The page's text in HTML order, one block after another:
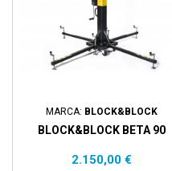
MARCA: BLOCK&BLOCK
BLOCK&BLOCK BETA 90
Prezzo
2.150,00 €